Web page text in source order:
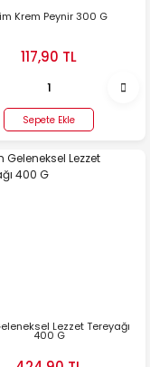
Krem Peynir 300 G
117,90 TL
Sepete Ekle
Lezzet Tereyağı
400 G